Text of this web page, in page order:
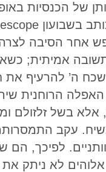
של הכנסיות
אחר הסיבה לצרה
אמיתית;
ה’ להרעיף את
האפלה הרוחנית
אלא בשל
עקב
לפיכך,
אלוהים לא ניתק